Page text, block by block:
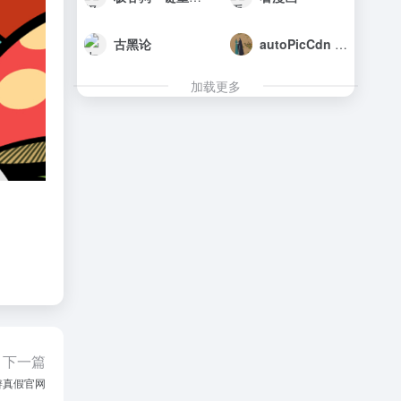
下一篇
假官网
古黑论 autoPicCdn 图床系统 Github Gitee接入
加载更多